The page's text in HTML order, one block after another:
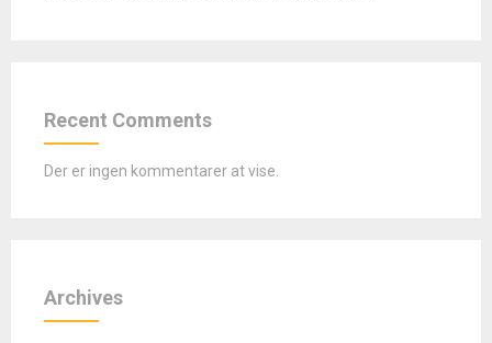
Recent Comments
Der er ingen kommentarer at vise.
Archives